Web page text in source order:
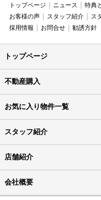
トップページ ニュース 特典
お客様の声
スタッフ紹介 ス
採用情報
お問合せ 勧誘方針
トップページ
不動産購入
お気に入り物件一覧
スタッフ紹介
店舗紹介
会社概要